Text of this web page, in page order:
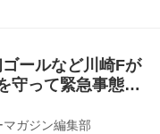
ールなど川崎Fが
守って緊急事態も
切り。コクリツ
吹かず◎J1第28
マガジン編集部